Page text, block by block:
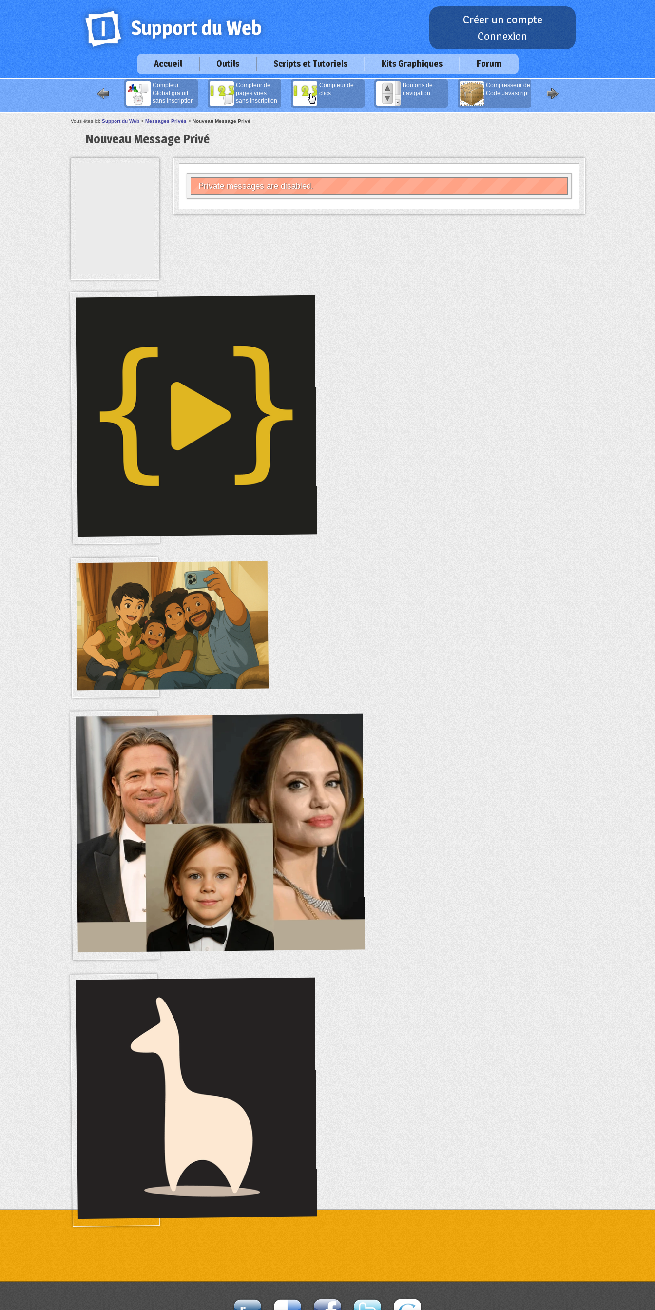
Créer un compte
Connexion
Accueil Outils Scripts et Tutoriels Kits Graphiques Forum
Compteur
Global gratuit
sans inscription
Compteur de
pages vues
sans inscription
Compteur de
clics
Boutons de
navigation
Compresseur de
Code Javascript
Vous êtes ici: Support du Web> Messages Privés > Nouveau Message Privé
Nouveau Message Privé
Private messages are disabled.